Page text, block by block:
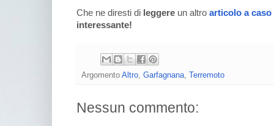
Che ne diresti di leggere un altro articolo a caso
interessante!
Argomento Altro Garfagnana Terremoto
Nessun commento: